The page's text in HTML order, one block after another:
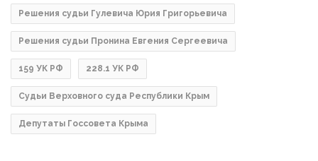
Решения судьи Гулевича Юрия Григорьевича
Решения судьи Пронина Евгения Сергеевича
159 УК РФ 228.1 УК РФ
Судьи Верховного суда Республики Крым
Депутаты Госсовета Крыма